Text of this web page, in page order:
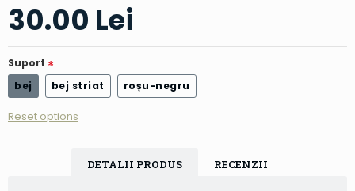
30.00 Lei
Suport
bej
bej striat roșu-negru
Reset options
DETALII PRODUS RECENZII